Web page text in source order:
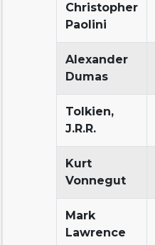
Christopher
Paolini
Alexander
Dumas
Tolkien,
J.R.R.
Kurt
Vonnegut
Mark
Lawrence